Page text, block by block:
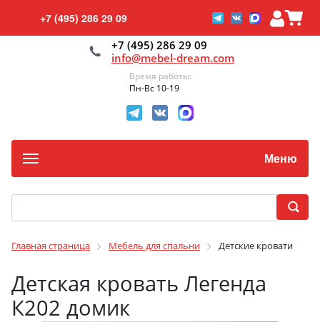
+7 (495) 286 29 09
+7 (495) 286 29 09
info@mebel-dream.com
Время работы:
Пн-Вс 10-19
Меню
Главная страница Мебель для спальни Детские кровати
Детская кровать Легенда
К202 домик